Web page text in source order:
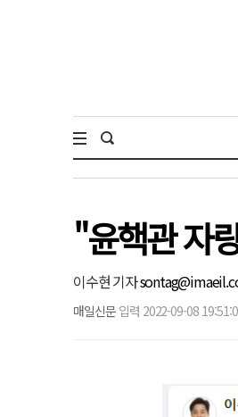
"윤핵관 자
이수현 기자
매일신문 입력 2022-09-08